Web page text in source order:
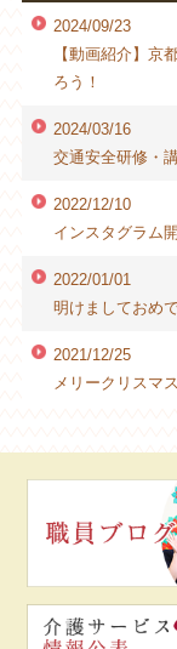
2024/09/23
【動画紹介】
ろう！
2024/03/16
交通安全研修・
2022/12/10
インスタグラム
2022/01/01
明けましておめ
2021/12/25
メリークリスマ